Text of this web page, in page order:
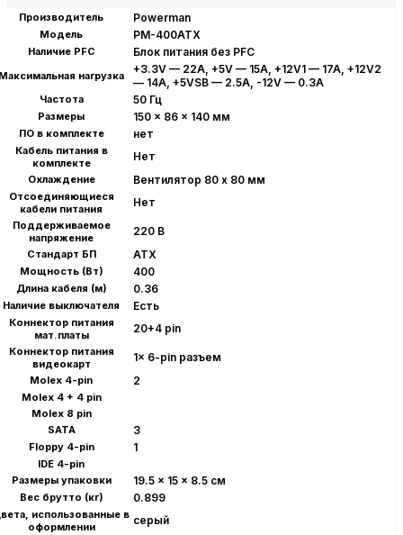
Производитель Powerman
Модель PM-400ATX
Наличие PFC Блок питания без PFC
нагрузка
+3.3V — 22A, +5V — 15A, +12V1 — 17A, +12V2
— 14A, +5VSB — 2.5A, -12V — 0.3A
Частота 50 Гц
Размеры 150 x 86 x 140 мм
ПО в комплекте нет
Кабель питания в
комплекте
Нет
Охлаждение Вентилятор 80 x 80 мм
Отсоединяющиеся
кабели питания
Нет
Поддерживаемое
напряжение
220 В
Стандарт БП ATX
Мощность (Вт) 400
Длина кабеля (м) 0.36
Наличие выключателя Есть
Коннектор питания
мат.платы
20+4 pin
Коннектор питания
видеокарт
1x 6-pin разъем
Molex 4-pin 2
Molex 4 + 4 pin
Molex 8 pin
SATA
3
Floppy 4-pin 1
IDE 4-pin
Размеры упаковки
19.5 x 15 x 8.5 см
Вес брутто (кг) 0.899
использованные в
оформлении
серый